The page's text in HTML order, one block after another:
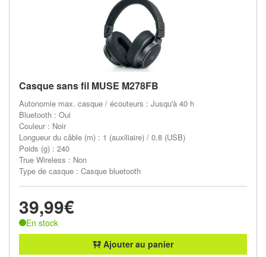
Casque sans fil MUSE M278FB
Autonomie max. casque / écouteurs : Jusqu'à 40 h
Bluetooth : Oui
Couleur : Noir
Longueur du câble (m) : 1 (auxiliaire) / 0.8 (USB)
Poids (g) : 240
True Wireless : Non
Type de casque : Casque bluetooth
39,99€
En stock
Ajouter au panier